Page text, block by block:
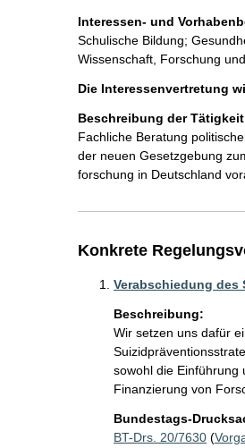
Interessen- und
Schulische Bildung;
Wissenschaft, Forschung
Die Interessenvertretung
Beschreibung der
Fachliche Beratung
der neuen Gesetzgebung
Konkrete
Verabschiedung des
Beschreibung:
Wir setzen uns dafür
sowohl die Einführung
Finanzierung von
Bundestags-
BT-Drs. 20/7630(